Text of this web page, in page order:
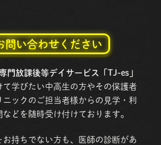
問い合わせください
門放課後等デイサービス「TJ-es」
学びたい中高生の方やその保護者
ックのご担当者様からの見学・利
どを随時受け付けております。
お持ちでない方も、医師の診断があ